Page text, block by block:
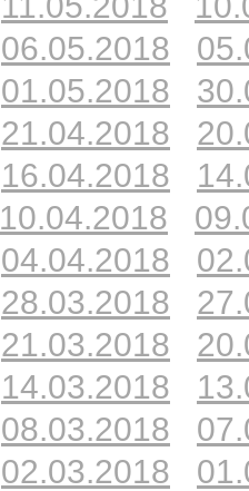
06.05.2018
01.05.2018
21.04.2018
16.04.2018
10.04.2018
04.04.2018
28.03.2018
21.03.2018
14.03.2018
08.03.2018
02.03.2018